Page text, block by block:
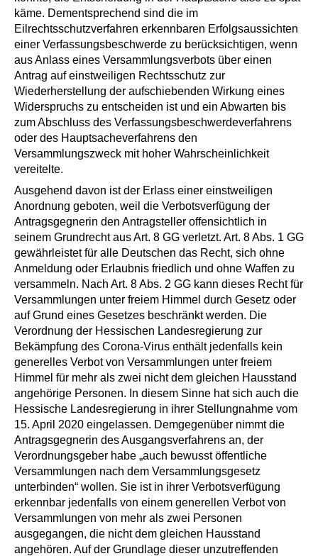
käme. Dementsprechend sind die im
Eilrechtsschutzverfahren erkennbaren Erfolgsaussichten
einer Verfassungsbeschwerde zu berücksichtigen, wenn
aus Anlass eines Versammlungsverbots über einen
Antrag auf einstweiligen Rechtsschutz zur
Wiederherstellung der aufschiebenden Wirkung eines
Widerspruchs zu entscheiden ist und ein Abwarten bis
zum Abschluss des Verfassungsbeschwerdeverfahrens
oder des Hauptsacheverfahrens den
Versammlungszweck mit hoher Wahrscheinlichkeit
vereitelte.
Ausgehend davon ist der Erlass einer einstweiligen
Anordnung geboten, weil die Verbotsverfügung der
Antragsgegnerin den Antragsteller offensichtlich in
seinem Grundrecht aus Art. 8 GG verletzt. Art. 8 Abs. 1 GG
gewährleistet für alle Deutschen das Recht, sich ohne
Anmeldung oder Erlaubnis friedlich und ohne Waffen zu
versammeln. Nach Art. 8 Abs. 2 GG kann dieses Recht für
Versammlungen unter freiem Himmel durch Gesetz oder
auf Grund eines Gesetzes beschränkt werden. Die
Verordnung der Hessischen Landesregierung zur
Bekämpfung des Corona-Virus enthält jedenfalls kein
generelles Verbot von Versammlungen unter freiem
Himmel für mehr als zwei nicht dem gleichen Hausstand
angehörige Personen. In diesem Sinne hat sich auch die
Hessische Landesregierung in ihrer Stellungnahme vom
15. April 2020 eingelassen. Demgegenüber nimmt die
Antragsgegnerin des Ausgangsverfahrens an, der
Verordnungsgeber habe „auch bewusst öffentliche
Versammlungen nach dem Versammlungsgesetz
unterbinden“ wollen. Sie ist in ihrer Verbotsverfügung
erkennbar jedenfalls von einem generellen Verbot von
Versammlungen von mehr als zwei Personen
ausgegangen, die nicht dem gleichen Hausstand
angehören. Auf der Grundlage dieser unzutreffenden